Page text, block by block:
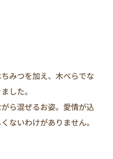
みつを加え、木べらでな
した。
ら混ぜるお姿。愛情が込
ないわけがありません。